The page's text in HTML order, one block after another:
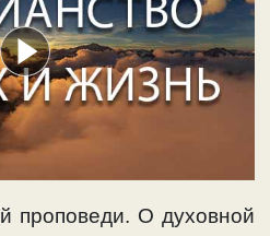
проповеди. О духовной